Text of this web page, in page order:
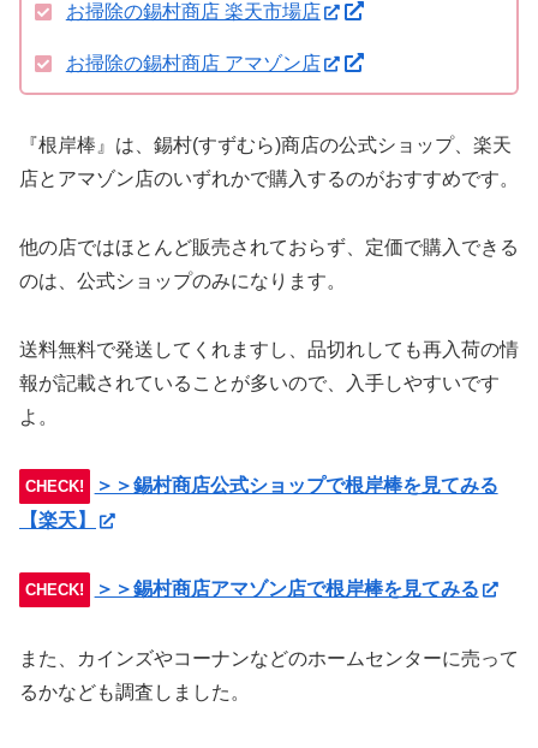
お掃除の錫村商店 楽天市場店
お掃除の錫村商店 アマゾン店
『根岸棒』は、錫村(すずむら)商店の公式ショップ、楽天
店とアマゾン店のいずれかで購入するのがおすすめです。
他の店ではほとんど販売されておらず、定価で購入できる
のは、公式ショップのみになります。
送料無料で発送してくれますし、品切れしても再入荷の情
報が記載されていることが多いので、入手しやすいです
よ。
CHECK!
＞＞錫村商店公式ショップで根岸棒を見てみる
【楽天】
CHECK! ＞＞錫村商店アマゾン店で根岸棒を見てみる
また、カインズやコーナンなどのホームセンターに売って
るかなども調査しました。